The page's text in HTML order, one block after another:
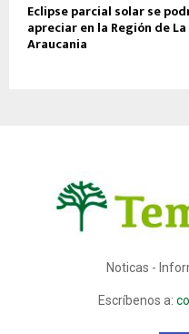
Eclipse parcial solar se
apreciar en la Región de La
Araucania
Noticas -
Escríbenos a: